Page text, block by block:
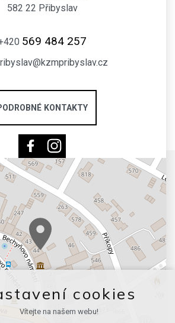
582 22 Přibyslav
569 484 257
KONTAKTY
cookies
Vítejte na našem webu!